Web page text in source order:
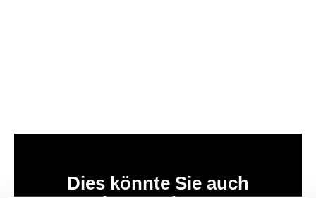
Dies könnte Sie auch